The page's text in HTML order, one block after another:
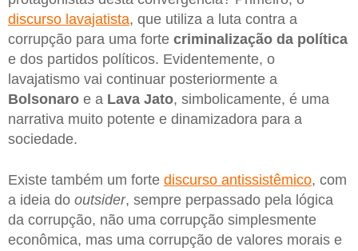
discurso lavajatista, que utiliza a luta contra a
corrupção para uma forte criminalização da política
e dos partidos políticos. Evidentemente, o
lavajatismo vai continuar posteriormente a
Bolsonaro e a Lava Jato, simbolicamente, é uma
narrativa muito potente e dinamizadora para a
sociedade.
Existe também um forte discurso antissistêmico, com
a ideia do outsider, sempre perpassado pela lógica
da corrupção, não uma corrupção simplesmente
econômica, mas uma corrupção de valores morais e